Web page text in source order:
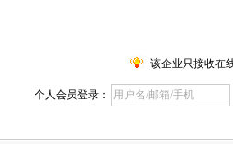
该企业只接收在
个人会员登录：